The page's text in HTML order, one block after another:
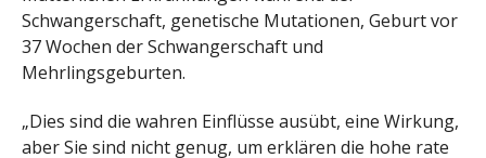
Schwangerschaft, genetische Mutationen, Geburt vor
37 Wochen der Schwangerschaft und
Mehrlingsgeburten.
„Dies sind die wahren Einflüsse ausübt, eine Wirkung,
aber Sie sind nicht genug, um erklären die hohe rate